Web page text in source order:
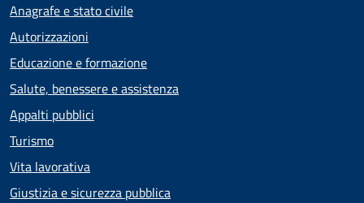
Anagrafe e stato civile
Autorizzazioni
Educazione e formazione
Salute, benessere e assistenza
Appalti pubblici
Turismo
Vita lavorativa
Giustizia e sicurezza pubblica